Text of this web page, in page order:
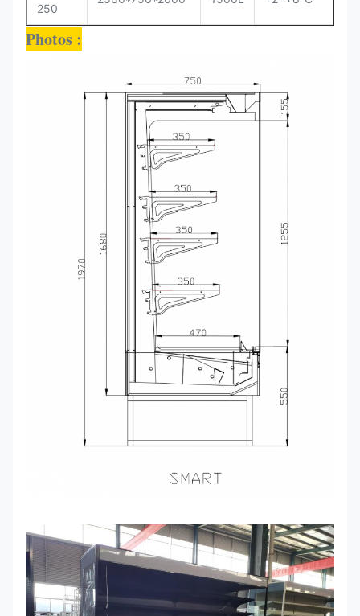
250
Photos :